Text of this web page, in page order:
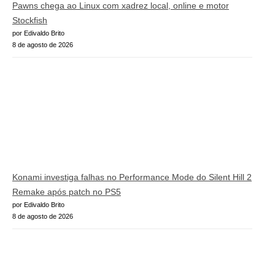
Pawns chega ao Linux com xadrez local, online e motor
Stockfish
por Edivaldo Brito
8 de agosto de 2026
Konami investiga falhas no Performance Mode do Silent Hill 2
Remake após patch no PS5
por Edivaldo Brito
8 de agosto de 2026